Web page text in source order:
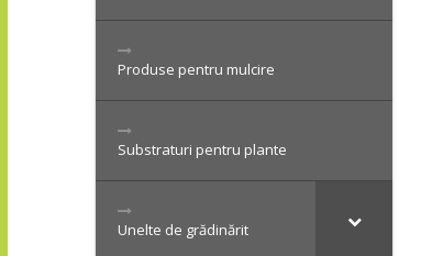
Produse pentru mulcire
Substraturi pentru plante
Unelte de grădinărit